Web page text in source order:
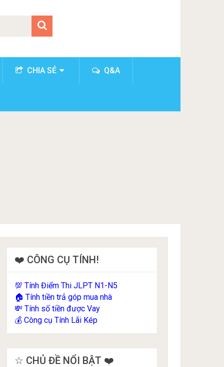
CHIA SẺ Q&A
❤️ CÔNG CỤ TÍNH!
💯Tính Điểm Thi JLPT N1-N5
🏠Tính tiền trả góp mua nhà
💸Tính số tiền được Vay
💰Công cụ Tính Lãi Kép
☆ CHỦ ĐỀ NỔI BẬT ❤️